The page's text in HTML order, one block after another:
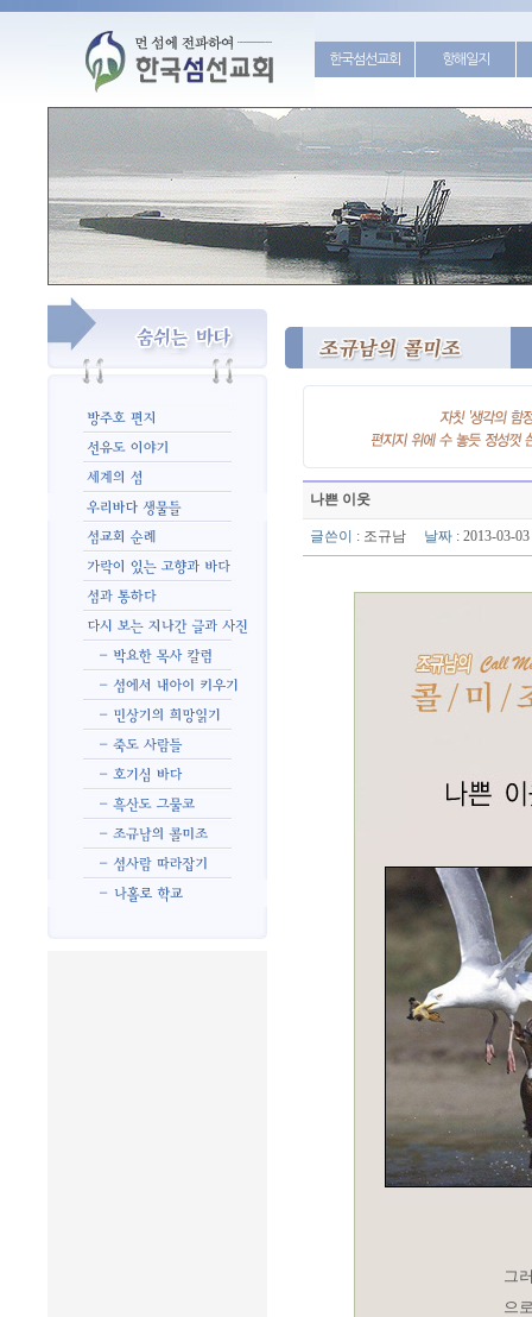
한국섬선교회 항해일지
나쁜 이웃
글쓴이 : 조규남 날짜 : 2013-03-
그
으